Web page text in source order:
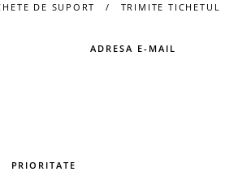
DE SUPORT TRIMITE TICHETUL
ADRESA E-MAIL
PRIORITATE